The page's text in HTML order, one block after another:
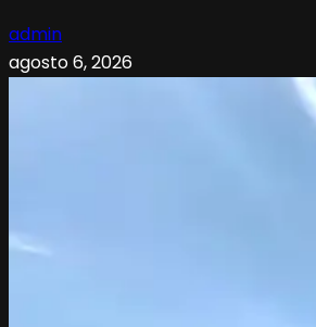
admin
agosto 6, 2026